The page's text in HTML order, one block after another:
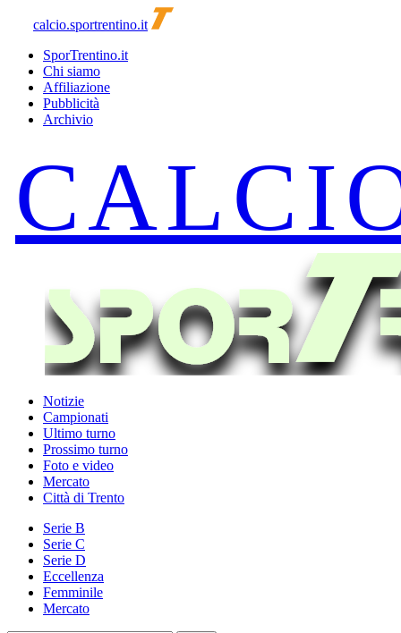
calcio.sportrentino.it
SporTrentino.it
Chi siamo
Affiliazione
Pubblicità
Archivio
Notizie
Campionati
Ultimo turno
Prossimo turno
Foto e video
Mercato
Città di Trento
Serie B
Serie C
Serie D
Eccellenza
Femminile
Mercato